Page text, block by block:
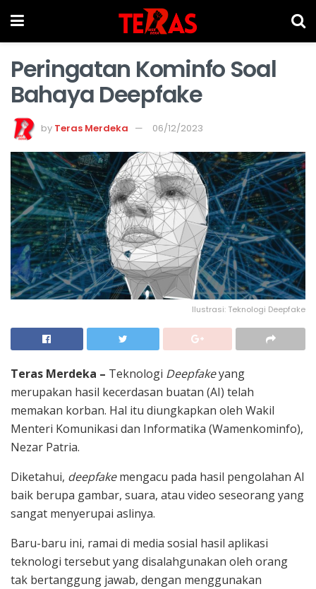
Peringatan Kominfo Soal
Bahaya Deepfake
by Teras Merdeka 06/12/2023
Ilustrasi: Teknologi Deepfake
Teras Merdeka – Teknologi Deepfakeyang
merupakan hasil kecerdasan buatan (AI) telah
memakan korban. Hal itu diungkapkan oleh Wakil
Menteri Komunikasi dan Informatika (Wamenkominfo),
Nezar Patria.
Diketahui, deepfakemengacu pada hasil pengolahan AI
baik berupa gambar, suara, atau video seseorang yang
sangat menyerupai aslinya.
Baru-baru ini, ramai di media sosial hasil aplikasi
teknologi tersebut yang disalahgunakan oleh orang
tak bertanggung jawab, dengan menggunakan